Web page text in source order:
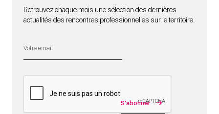
Retrouvez chaque mois une sélection des dernières
actualités des rencontres professionnelles sur le territoire.
S'abonner